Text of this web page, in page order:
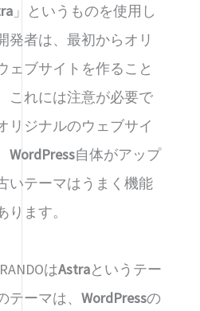
」というものを使用し
発者は、最初からオリ
ェブサイトを作ること
これには注意が必要で
リジナルのウェブサイ
WordPress自体がアップ
いテーマはうまく機能
ります。
はAstraというテー
テーマは、WordPressの